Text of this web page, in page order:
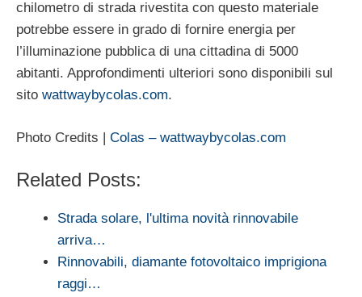
chilometro di strada rivestita con questo materiale
potrebbe essere in grado di fornire energia per
l’illuminazione pubblica di una cittadina di 5000
abitanti. Approfondimenti ulteriori sono disponibili sul
sito wattwaybycolas.com.
Photo Credits | Colas – wattwaybycolas.com
Related Posts:
Strada solare, l'ultima novità rinnovabile
arriva…
Rinnovabili, diamante fotovoltaico imprigiona
raggi…